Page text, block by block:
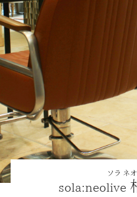
ソラ ネ
sola:neolive